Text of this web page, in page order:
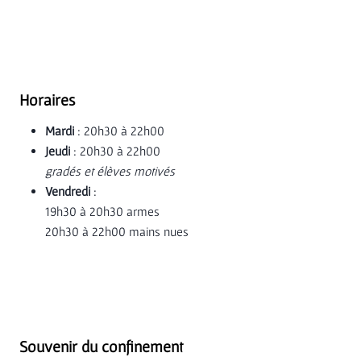
Horaires
Mardi : 20h30 à 22h00
Jeudi : 20h30 à 22h00
gradés et élèves motivés
Vendredi :
19h30 à 20h30 armes
20h30 à 22h00 mains nues
Souvenir du confinement